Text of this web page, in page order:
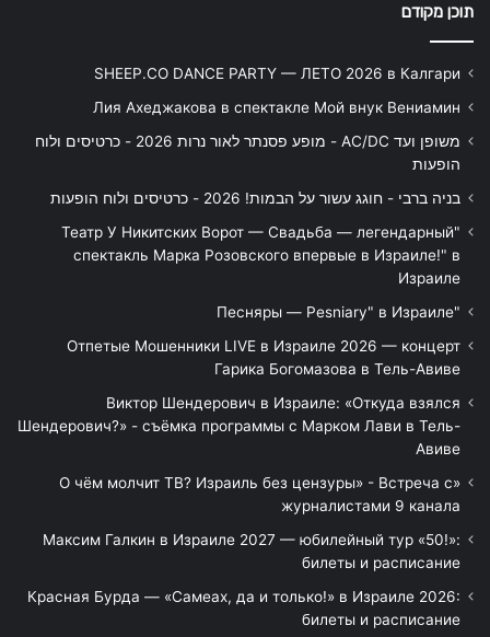
תוכן מקודם
SHEEP.CO DANCE PARTY — ЛЕТО 2026 в Калгари
Лия Ахеджакова в спектакле Мой внук Вениамин
משופן ועד AC/DC - מופע פסנתר לאור נרות 2026 - כרטיסים ולוח
הופעות
בניה ברבי - חוגג עשור על הבמות! 2026 - כרטיסים ולוח הופעות
"Театр У Никитских Ворот — Свадьба — легендарный
спектакль Марка Розовского впервые в Израиле!" в
Израиле
"Песняры — Pesniary" в Израиле
Отпетые Мошенники LIVE в Израиле 2026 — концерт
Гарика Богомазова в Тель-Авиве
Виктор Шендерович в Израиле: «Откуда взялся
Шендерович?» - съёмка программы с Марком Лави в Тель-
Авиве
«О чём молчит ТВ? Израиль без цензуры» - Встреча с
журналистами 9 канала
Максим Галкин в Израиле 2027 — юбилейный тур «50!»:
билеты и расписание
Красная Бурда — «Самеах, да и только!» в Израиле 2026:
билеты и расписание